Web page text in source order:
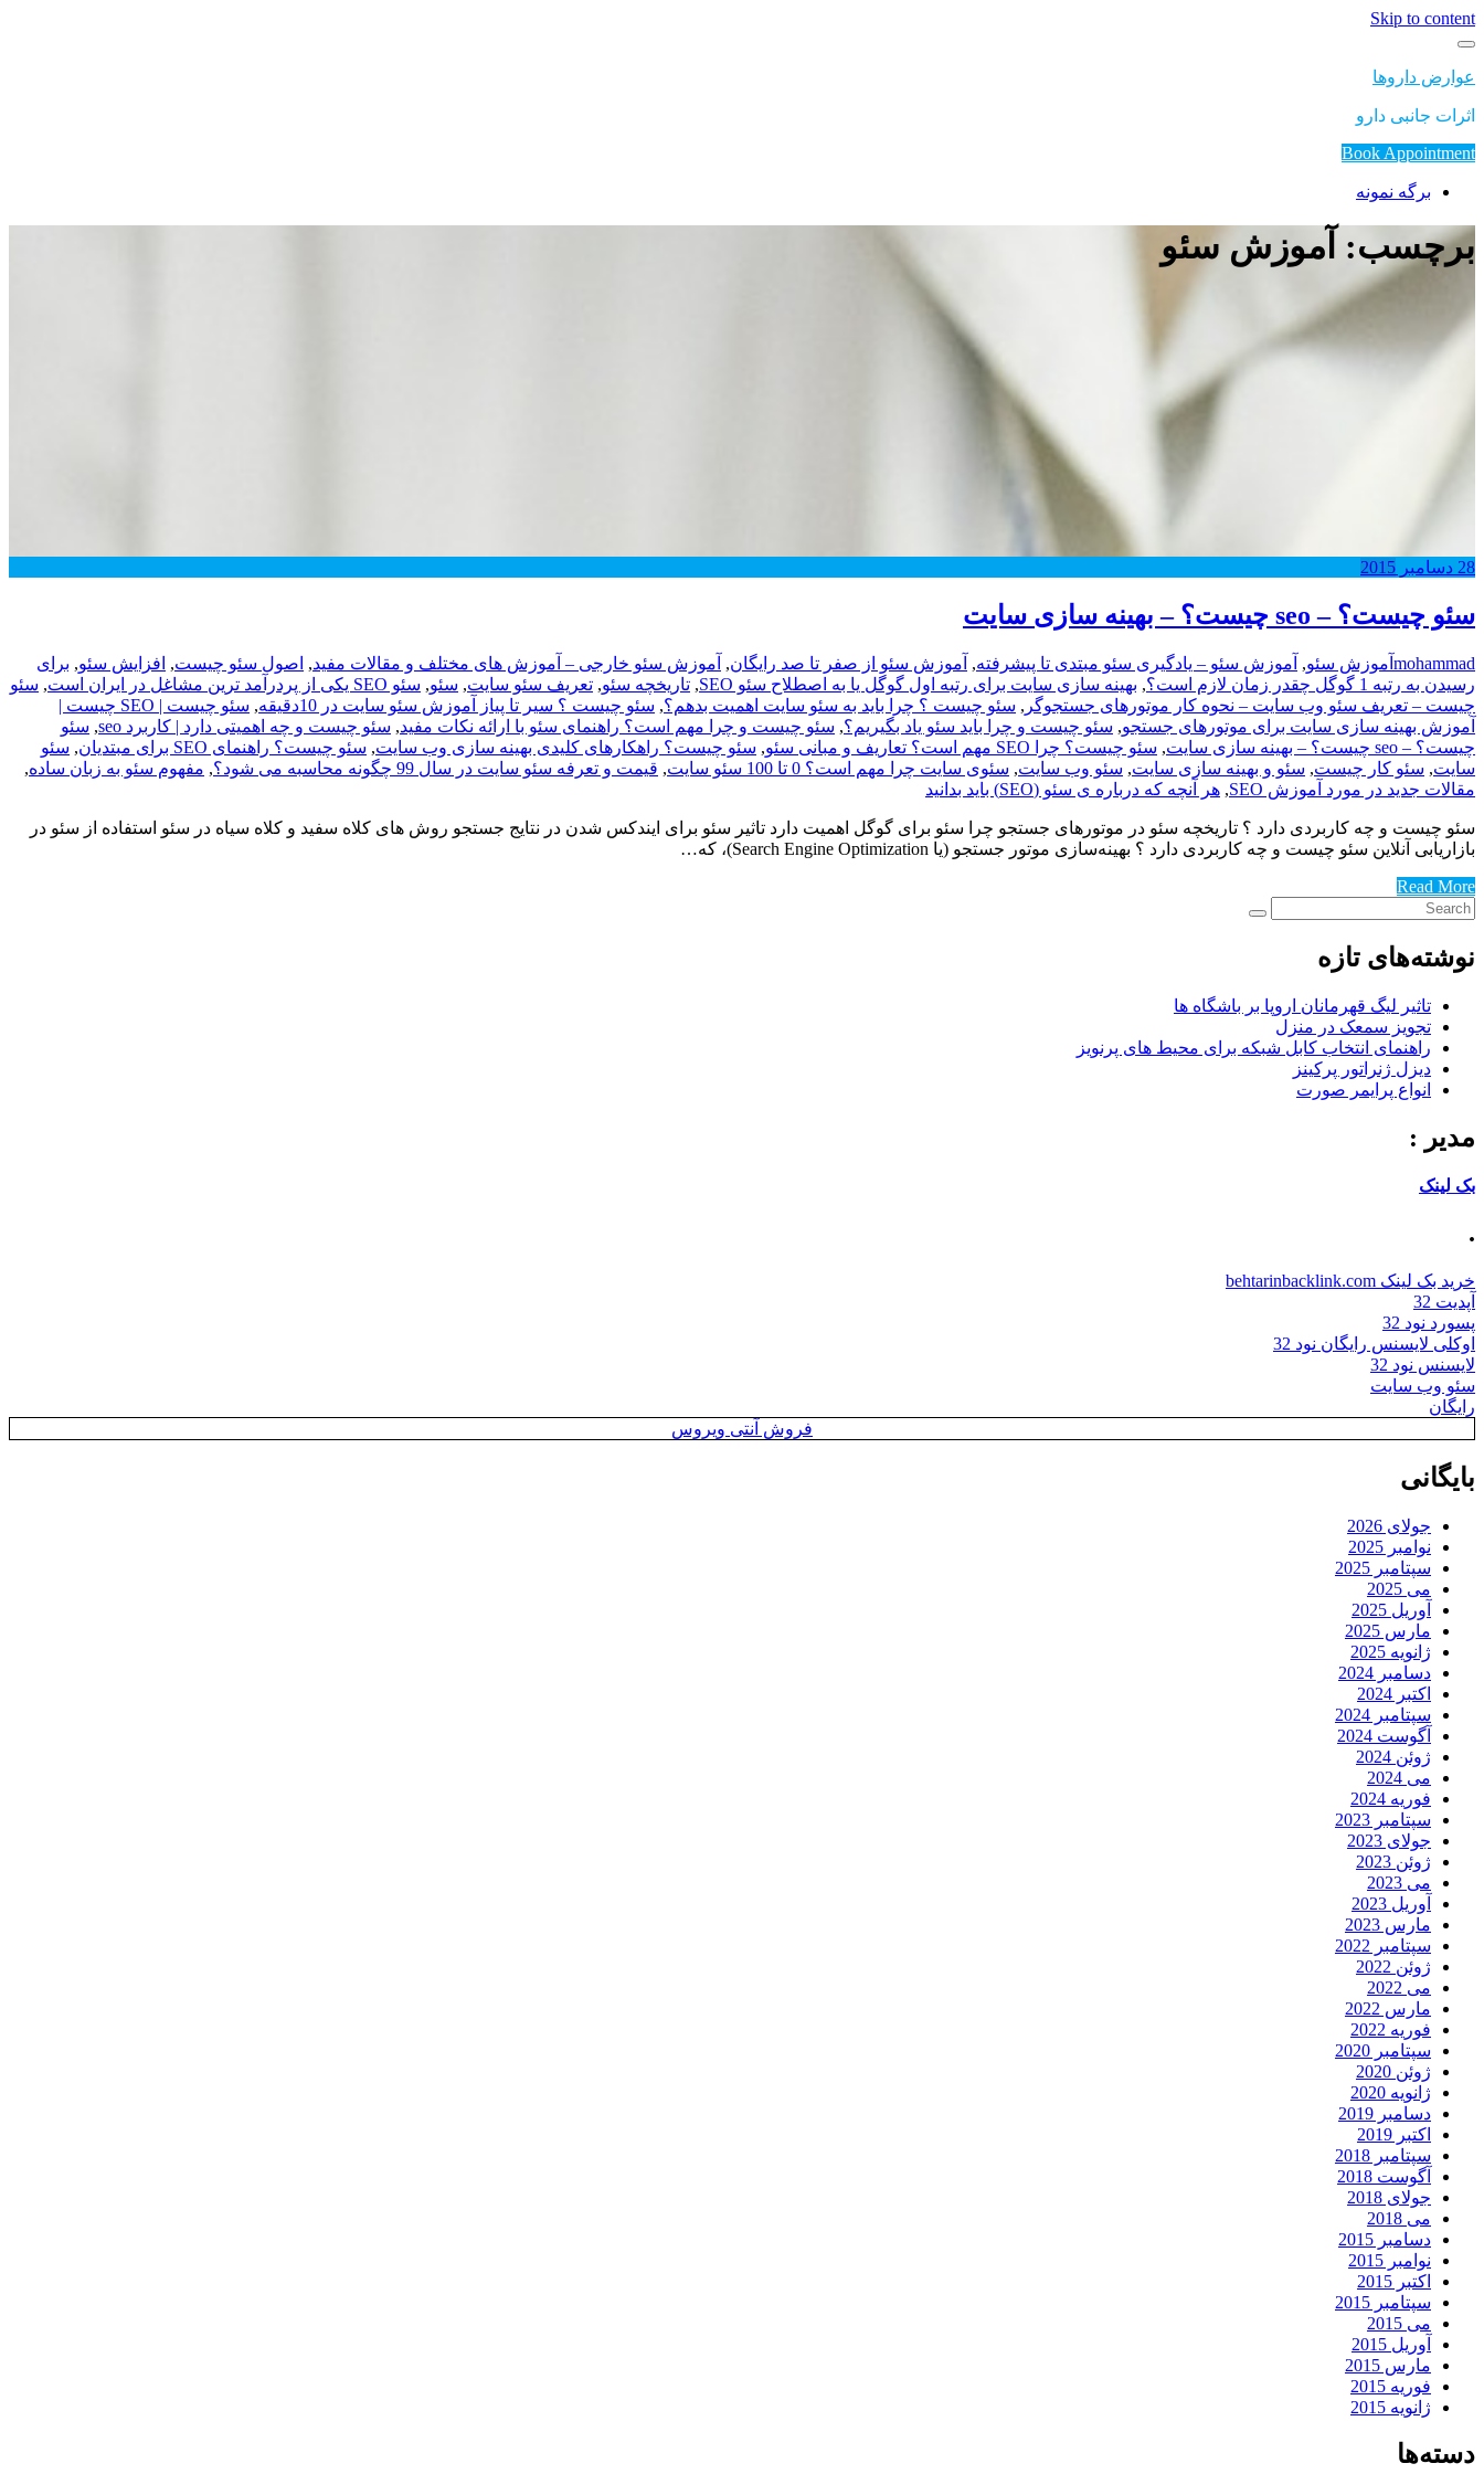
Skip to content
عوارض داروها
اثرات جانبی دارو
Book Appointment
برگه نمونه
برچسب: آموزش سئو
28 دسامبر 2015
سئو چیست؟ – seo چیست؟ – بهینه سازی سایت
mohammad آموزش سئو, آموزش سئو – یادگیری سئو مبتدی تا پیشرفته, آموزش سئو از صفر تا صد رایگان, آموزش سئو خارجی – آموزش های مختلف و مقالات مفید, اصول سئو چیست, افزایش سئو, برای
رسیدن به رتبه 1 گوگل چقدر زمان لازم است؟
, بهینه سازی سایت برای رتبه اول گوگل یا به اصطلاح سئو SEO , تاریخچه سئو,
, سئو, سئو SEO یکی از پردرآمد ترین مشاغل در ایران است , سئو
چیست – تعریف سئو وب سایت – نحوه کار موتورهای جستجوگر , سئو چیست ؟ چرا باید به سئو سایت اهمیت بدهم؟, سئو چیست ؟ سیر تا پیاز آموزش سئو سایت در 10دقیقه ,
سئو چیست | SEO چیست |
آموزش بهینه سازی سایت برای موتورهای جستجو, سئو چیست و چرا باید سئو یاد بگیریم؟, سئو چیست و چرا مهم است؟ راهنمای سئو با ارائه نکات مفید, سئو چیست و چه اهمیتی دارد | کاربرد seo , سئو
چیست؟ – seo چیست؟ – بهینه سازی سایت
, سئو چیست؟ چرا SEO مهم است؟ تعاریف و مبانی سئو , سئو چیست؟ راهکارهای کلیدی بهینه سازی وب سایت, سئو چیست؟ راهنمای SEO برای مبتدیان , سئو
سایت, سئو کار چیست, سئو و بهینه سازی سایت, سئو وب سایت, سئوی سایت چرا مهم است؟ 0 تا 100 سئو سایت , قیمت و تعرفه سئو سایت در سال 99 چگونه محاسبه می شود؟ , مفهوم سئو به زبان ساده,
مقالات جدید در مورد آموزش SEO
, هر آنچه که درباره ی سئو (SEO) باید بدانید
سئو چیست و چه کاربردی دارد ؟ تاریخچه سئو در موتورهای جستجو چرا سئو برای گوگل اهمیت دارد تاثیر سئو برای ایندکس شدن در نتایج جستجو روش های کلاه سفید و کلاه سیاه در سئو استفاده از سئو در
بازاریابی آنلاین سئو چیست و چه کاربردی دارد ؟ بهینه‌سازی موتور جستجو (یا Search Engine Optimization)، که…
Read More
نوشته‌های تازه
تاثیر لیگ قهرمانان اروپا بر باشگاه ها
تجویز سمعک در منزل
راهنمای انتخاب کابل شبکه برای محیط های پرنویز
دیزل ژنراتور پرکینز
انواع پرایمر صورت
مدیر :
بک لینک
.
خرید بک لینک behtarinbacklink.com
آپدیت 32
پسورد نود 32
اوکلی لایسنس رایگان نود 32
لایسنس نود 32
سئو وب سایت
رایگان
فروش آنتی ویروس
بایگانی
جولای 2026
نوامبر 2025
سپتامبر 2025
می 2025
آوریل 2025
مارس 2025
ژانویه 2025
دسامبر 2024
اکتبر 2024
سپتامبر 2024
آگوست 2024
ژوئن 2024
می 2024
فوریه 2024
سپتامبر 2023
جولای 2023
ژوئن 2023
می 2023
آوریل 2023
مارس 2023
سپتامبر 2022
ژوئن 2022
می 2022
مارس 2022
فوریه 2022
سپتامبر 2020
ژوئن 2020
ژانویه 2020
دسامبر 2019
اکتبر 2019
سپتامبر 2018
آگوست 2018
جولای 2018
می 2018
دسامبر 2015
نوامبر 2015
اکتبر 2015
سپتامبر 2015
می 2015
آوریل 2015
مارس 2015
فوریه 2015
ژانویه 2015
دسته‌ها